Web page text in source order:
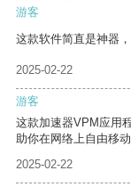
游客
这款软件简直是神器
2025-02-22
游客
这款加速器VPM应用
助你在网络上自由移动
2025-02-22